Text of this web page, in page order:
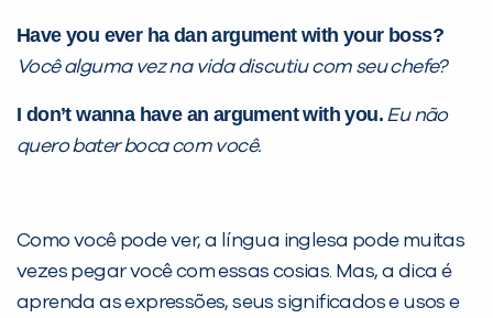
Have you ever ha dan argument with your boss?
Você alguma vez na vida discutiu com seu chefe?
I don’t wanna have an argument with you. Eu não
quero bater boca com você.
Como você pode ver, a língua inglesa pode muitas
vezes pegar você com essas cosias. Mas, a dica é
aprenda as expressões, seus significados e usos e
VOLTAR